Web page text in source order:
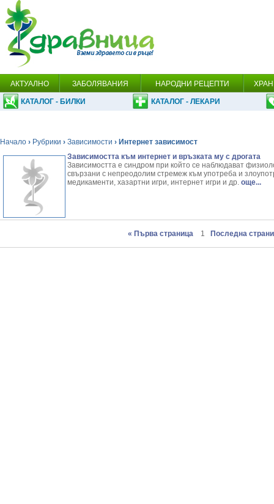
АКТУАЛНО ЗАБОЛЯВАНИЯ НАРОДНИ РЕЦЕПТИ
КАТАЛОГ - БИЛКИ КАТАЛОГ - ЛЕКАРИ
Начало › Рубрики › Зависимости › Интернет зависимост
Зависимостта към интернет и връзката му с дрогата
Зависимостта е синдром при който се наблюдават
свързани с непреодолим стремеж към употреба и
медикаменти, хазартни игри, интернет игри и др. още...
« Първа страница 1 Последна